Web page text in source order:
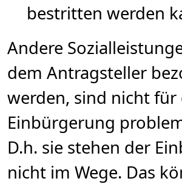
bestritten werden
Andere
dem Antragsteller
werden, sind nicht für
Einbürgerung
D.h. sie stehen der
nicht im Wege. Das